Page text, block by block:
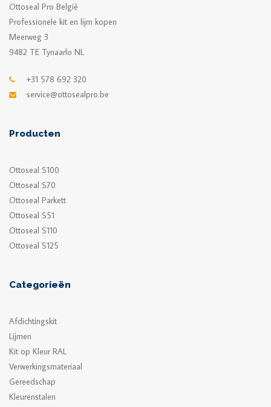
Ottoseal Pro België
Professionele kit en lijm kopen
Meerweg 3
9482 TE Tynaarlo NL
+31 578 692 320
service@ottosealpro.be
Producten
Ottoseal S100
Ottoseal S70
Ottoseal Parkett
Ottoseal S51
Ottoseal S110
Ottoseal S125
Categorieën
Afdichtingskit
Lijmen
Kit op Kleur RAL
Verwerkingsmateriaal
Gereedschap
Kleurenstalen